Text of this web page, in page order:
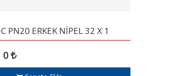
PN20 ERKEK NİPEL 32 X 1
0